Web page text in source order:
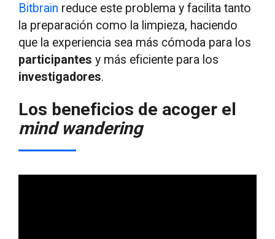
Bitbrain reduce este problema y facilita tanto
la preparación como la limpieza, haciendo
que la experiencia sea más cómoda para los
participantes y más eficiente para los
investigadores.
Los beneficios de acoger el
mind wandering